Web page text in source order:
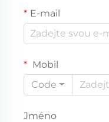
E-mail
Mobil
Code
Jméno